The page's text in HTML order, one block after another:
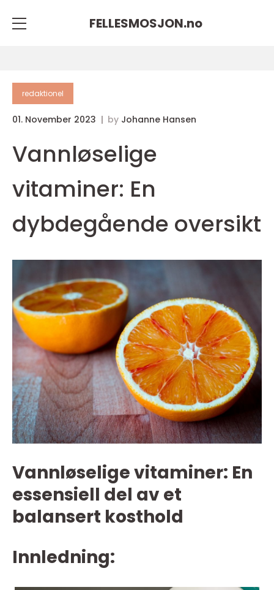
FELLESMOSJON.no
redaktionel
01. November 2023 by Johanne Hansen
Vannløselige
vitaminer: En
dybdegående oversikt
Vannløselige vitaminer: En
essensiell del av et
balansert kosthold
Innledning: